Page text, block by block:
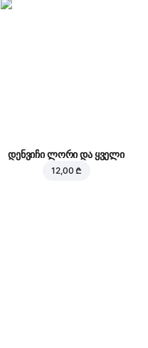
დენვიჩი ლორი და ყველი
12,00 ₾